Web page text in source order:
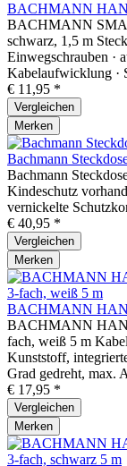
BACHMANN
BACHMANN
schwarz, 1,5 m
Einwegschrauben ·
Kabelaufwicklung ·
€ 11,95 *
Vergleichen
Merken
Bachmann
Bachmann
Kindeschutz
vernickelte
€ 40,95 *
Vergleichen
Merken
BACHMANN
BACHMANN
fach, weiß 5 m
Kunststoff,
Grad gedreht, max.
€ 17,95 *
Vergleichen
Merken